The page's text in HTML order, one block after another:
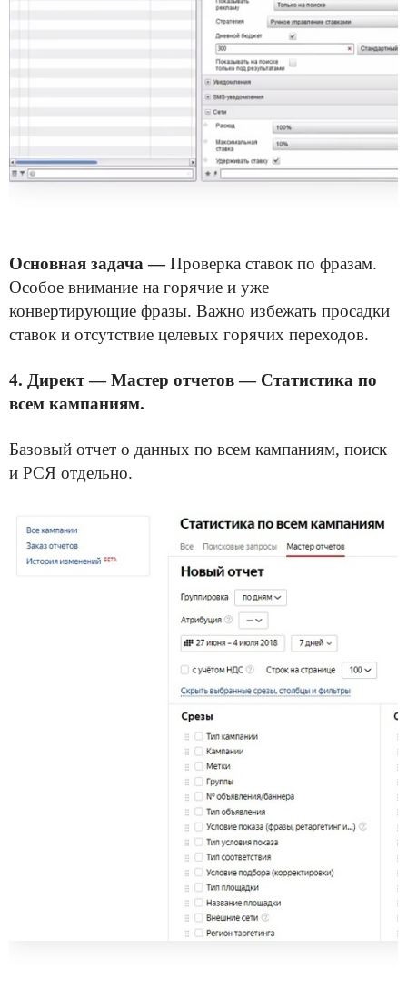
Основная задача —Проверка ставок по фразам.
Особое внимание на горячие и уже
конвертирующие фразы. Важно избежать просадки
ставок и отсутствие целевых горячих переходов.
4. Директ — Мастер отчетов — Статистика по
всем кампаниям.
Базовый отчет о данных по всем кампаниям, поиск
и РСЯ отдельно.